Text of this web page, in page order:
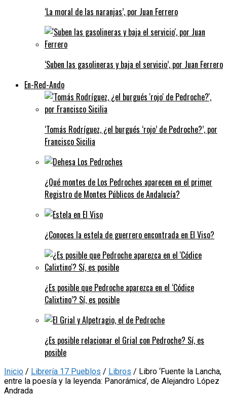
‘La moral de las naranjas’, por Juan Ferrero
‘Suben las gasolineras y baja el servicio’, por Juan Ferrero
En-Red-Ando
‘Tomás Rodríguez, ¿el burgués ‘rojo’ de Pedroche?’, por
Francisco Sicilia
¿Qué montes de Los Pedroches aparecen en el primer
Registro de Montes Públicos de Andalucía?
¿Conoces la estela de guerrero encontrada en El Viso?
¿Es posible que Pedroche aparezca en el ‘Códice
Calixtino’? Sí, es posible
¿Es posible relacionar el Grial con Pedroche? Sí, es
posible
Inicio / Librería 17 Pueblos / Libros / Libro ‘Fuente la Lancha,
entre la poesía y la leyenda: Panorámica’, de Alejandro López
Andrada